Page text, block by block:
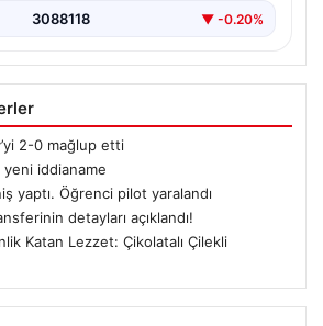
3088118 ▼ -0.20%
2-0 mağlup etti
iddianame
yaptı. Öğrenci pilot yaralandı
detayları açıklandı!
Katan Lezzet: Çikolatalı Çilekli